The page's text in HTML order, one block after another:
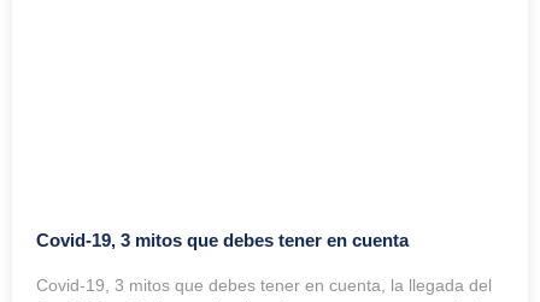
Covid-19, 3 mitos que debes tener en cuenta
Covid-19, 3 mitos que debes tener en cuenta, la llegada del